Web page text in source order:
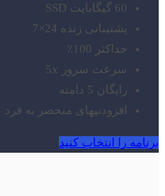
60 گیگابایت SSD
پشتیبانی زنده 24×7
حداکثر 100٪
سرعت سرور 5x
رایگان 5 دامنه
افزودنیهای منحصر به فرد
برنامه را انتخاب کنید